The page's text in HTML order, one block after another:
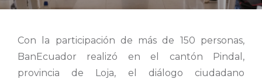
Con la participación de más de 150 personas,
BanEcuador realizó en el cantón Pindal,
provincia de Loja, el diálogo ciudadano